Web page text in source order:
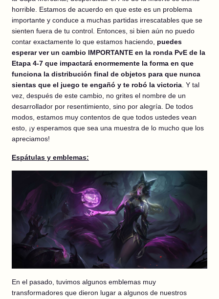
horrible. Estamos de acuerdo en que este es un problema
importante y conduce a muchas partidas irrescatables que se
sienten fuera de tu control. Entonces, si bien aún no puedo
contar exactamente lo que estamos haciendo, puedes
esperar ver un cambio IMPORTANTE en la ronda PvE de la
Etapa 4-7 que impactará enormemente la forma en que
funciona la distribución final de objetos para que nunca
sientas que el juego te engañó y te robó la victoria. Y tal
vez, después de este cambio, no grites el nombre de un
desarrollador por resentimiento, sino por alegría. De todos
modos, estamos muy contentos de que todos ustedes vean
esto, ¡y esperamos que sea una muestra de lo mucho que los
apreciamos!
Espátulas y emblemas:
En el pasado, tuvimos algunos emblemas muy
transformadores que dieron lugar a algunos de nuestros